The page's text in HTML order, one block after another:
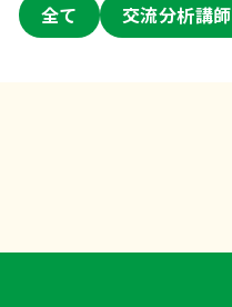
全て 交流分析講師